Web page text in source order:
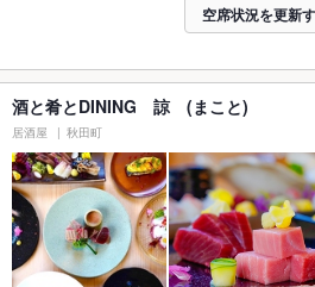
空席状況を更新
酒と肴とDINING 諒 (まこと)
居酒屋 秋田町